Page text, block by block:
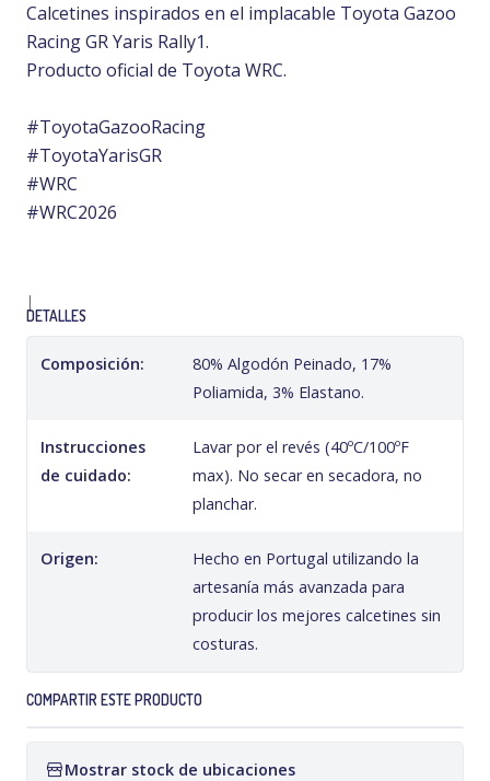
Calcetines inspirados en el implacable Toyota Gazoo
Racing GR Yaris Rally1.
Producto oficial de Toyota WRC.
#ToyotaGazooRacing
#ToyotaYarisGR
#WRC
#WRC2026
|
DETALLES
Composición:
80% Algodón Peinado, 17%
Poliamida, 3% Elastano.
Instrucciones
de cuidado:
Lavar por el revés (40ºC/100ºF
max). No secar en secadora, no
planchar.
Origen:
Hecho en Portugal utilizando la
artesanía más avanzada para
producir los mejores calcetines sin
costuras.
COMPARTIR ESTE PRODUCTO
Mostrar stock de ubicaciones